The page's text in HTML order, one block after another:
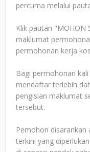
percuma melalui
Klik pautan "MOHON
maklumat
permohonan kerja
Bagi permohonan
mendaftar terlebih
pengisian maklumat
tersebut.
Pemohon
terkini yang